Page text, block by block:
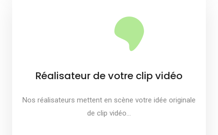
Réalisateur de votre clip vidéo
Nos réalisateurs mettent en scène votre idée originale
de clip vidéo…